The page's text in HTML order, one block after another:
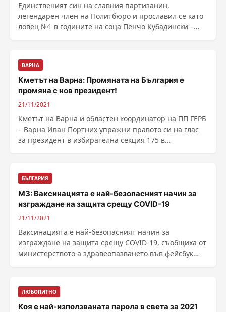
Единственият син на славния партизанин,
легендарен член на Политбюро и прославил се като
ловец №1 в годините на соца Пенчо Кубадински –
ВАРНА
Кметът на Варна: Промяната на България е
промяна с нов президент!
21/11/2021
Кметът на Варна и областен координатор на ПП ГЕРБ
– Варна Иван Портних упражни правото си на глас
за президент в избирателна секция 175 в
БЪЛГАРИЯ
МЗ: Ваксинацията е най-безопасният начин за
изграждане на защита срещу COVID-19
21/11/2021
Ваксинацията е най-безопасният начин за
изграждане на защита срещу COVID-19, съобщиха от
министерството а здравеопазването във фейсбук
ЛЮБОПИТНО
Коя е най-използваната парола в света за 2021